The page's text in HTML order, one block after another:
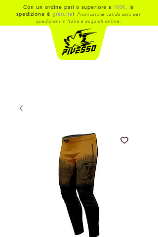
Con un ordine pari o superiore a 100€, la
spedizione ègratuita! Promozione valida solo per
spedizioni in Italia e acquisti online.